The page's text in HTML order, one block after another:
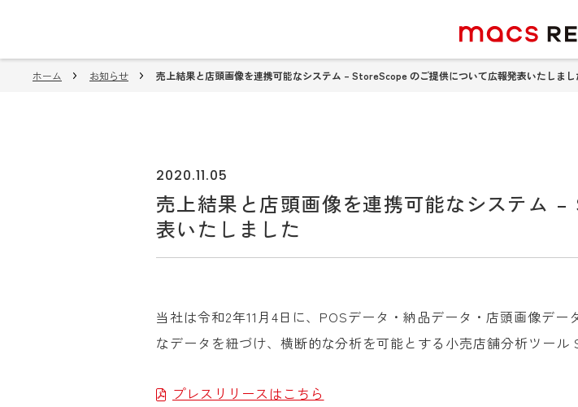
ホーム お知らせ 売上結果と店頭画像を連携可能なシステム – StoreScope のご提供について広報発表いたしまし
2020.11.05
売上結果と店頭画像を連携可能なシステム
表いたしました
当社は令和2年11月4日に、POSデータ・納品データ・店頭画像デ
なデータを紐づけ、横断的な分析を可能とする小売店舗分析ツー
プレスリリースはこちら